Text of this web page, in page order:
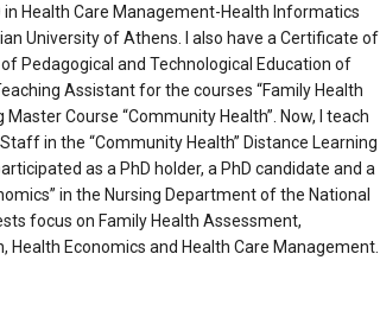
Health Care Management-Health Informatics
University of Athens. I also have a Certificate of
Pedagogical and Technological Education of
Assistant for the courses “Family Health
Master Course “Community Health”. Now, I teach
in the “Community Health” Distance Learning
as a PhD holder, a PhD candidate and a
in the Nursing Department of the National
focus on Family Health Assessment,
Economics and Health Care Management.